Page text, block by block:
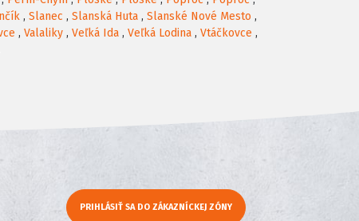
, Slanec , Slanská Huta , Slanské Nové Mesto ,
, Valaliky , Veľká Ida , Veľká Lodina , Vtáčkovce ,
PRIHLÁSIŤ SA DO ZÁKAZNÍCKEJ ZÓNY